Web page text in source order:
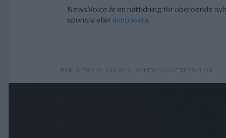
NewsVoice är en nättidning för oberoende
sponsra eller annonsera.
PUBLICERAD 24 JUNI 2012 - AV NEWSVOICE REDAKTION